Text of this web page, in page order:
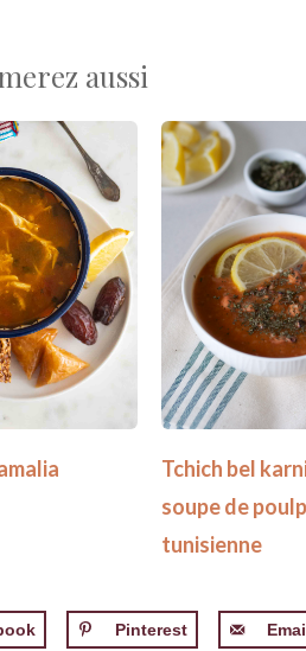
aussi
Tchich bel
soupe de
tunisienne
Pinterest